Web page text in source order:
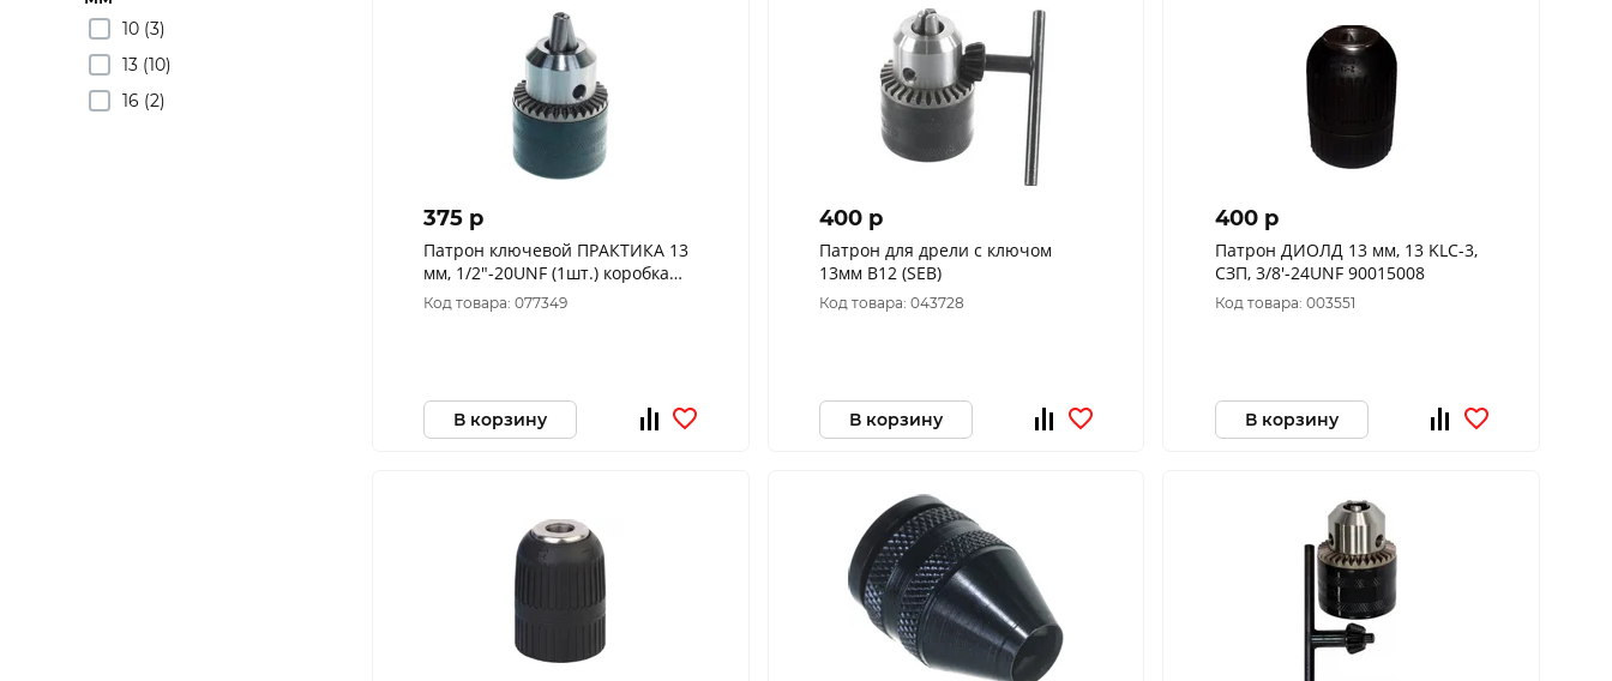
10 (3)
13 (10)
16 (2)
375 p
Патрон ключевой ПРАКТИКА 13
мм, 1/2"-20UNF (1шт.) коробка
030-177
Код товара: 077349
В корзину
400 p
Патрон для дрели с ключом
13мм В12 (SEB)
Код товара: 043728
В корзину
400 p
Патрон ДИОЛД 13 мм, 13 KLC-3,
СЗП, 3/8'-24UNF 90015008
Код товара: 003551
В корзину